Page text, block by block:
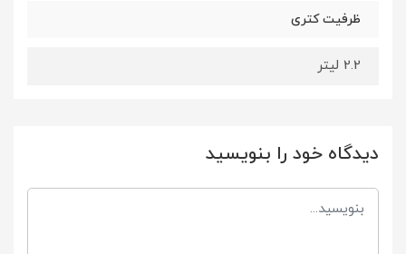
ظرفیت کتری
2.2 لیتر
دیدگاه خود را بنویسید